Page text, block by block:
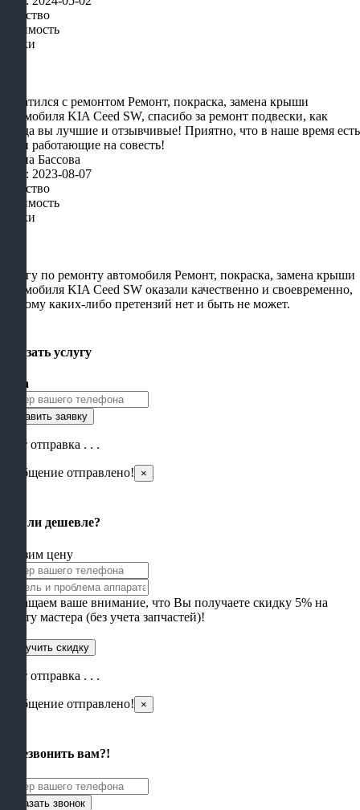
Качество
Стоимость
Сроки
Обратился с ремонтом Ремонт, покраска, замена крыши
автомобиля KIA Ceed SW, спасибо за ремонт подвески, как
всегда вы лучшие и отзывчивые! Приятно, что в наше время есть
люди работающие на совесть!
Алёна Бассова
Дата: 2023-08-07
Качество
Стоимость
Сроки
Услугу по ремонту автомобиля Ремонт, покраска, замена крыши
автомобиля KIA Ceed SW оказали качественно и своевременно,
поэтому каких-либо претензий нет и быть не может.
Заказать услугу
Цена
Идет отправка . . .
Сообщение отправлено!
×
Нашли дешевле?
Снизим цену
Обращаем ваше внимание, что Вы получаете скидку 5% на
работу мастера (без учета запчастей)!
Идет отправка . . .
Сообщение отправлено!
×
Перезвонить вам?!